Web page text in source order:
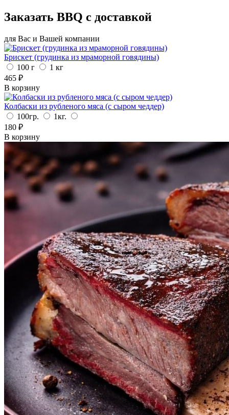
Заказать BBQ с доставкой
для Вас и Вашей компании
Брискет (грудинка из мраморной говядины)
100 г
1 кг
465 ₽
В корзину
Колбаски из рубленого мяса (с сыром чеддер)
100гр.
1кг.
180 ₽
В корзину